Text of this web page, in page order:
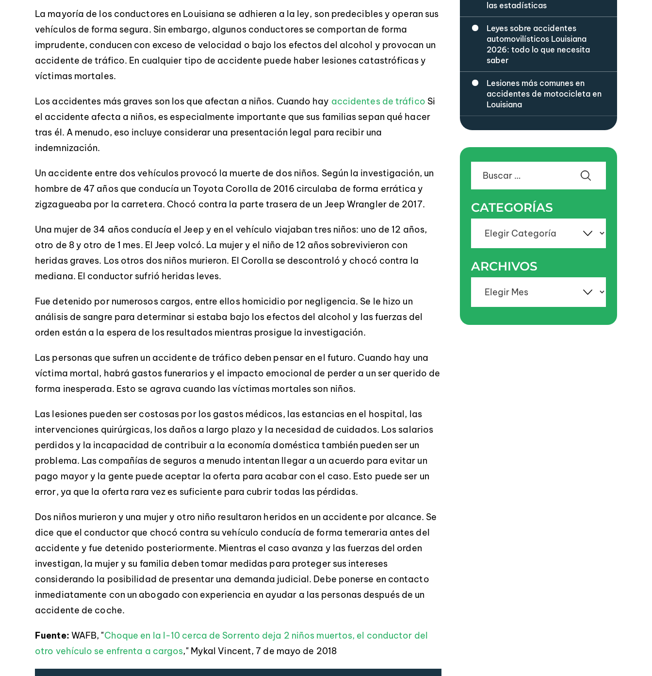
La mayoría de los conductores en Louisiana se adhieren a la ley, son predecibles y operan sus
vehículos de forma segura. Sin embargo, algunos conductores se comportan de forma
imprudente, conducen con exceso de velocidad o bajo los efectos del alcohol y provocan un
accidente de tráfico. En cualquier tipo de accidente puede haber lesiones catastróficas y
víctimas mortales.
Los accidentes más graves son los que afectan a niños. Cuando hay accidentes de tráfico Si
el accidente afecta a niños, es especialmente importante que sus familias sepan qué hacer
tras él. A menudo, eso incluye considerar una presentación legal para recibir una
indemnización.
Un accidente entre dos vehículos provocó la muerte de dos niños. Según la investigación, un
hombre de 47 años que conducía un Toyota Corolla de 2016 circulaba de forma errática y
zigzagueaba por la carretera. Chocó contra la parte trasera de un Jeep Wrangler de 2017.
Una mujer de 34 años conducía el Jeep y en el vehículo viajaban tres niños: uno de 12 años,
otro de 8 y otro de 1 mes. El Jeep volcó. La mujer y el niño de 12 años sobrevivieron con
heridas graves. Los otros dos niños murieron. El Corolla se descontroló y chocó contra la
mediana. El conductor sufrió heridas leves.
Fue detenido por numerosos cargos, entre ellos homicidio por negligencia. Se le hizo un
análisis de sangre para determinar si estaba bajo los efectos del alcohol y las fuerzas del
orden están a la espera de los resultados mientras prosigue la investigación.
Las personas que sufren un accidente de tráfico deben pensar en el futuro. Cuando hay una
víctima mortal, habrá gastos funerarios y el impacto emocional de perder a un ser querido de
forma inesperada. Esto se agrava cuando las víctimas mortales son niños.
Las lesiones pueden ser costosas por los gastos médicos, las estancias en el hospital, las
intervenciones quirúrgicas, los daños a largo plazo y la necesidad de cuidados. Los salarios
perdidos y la incapacidad de contribuir a la economía doméstica también pueden ser un
problema. Las compañías de seguros a menudo intentan llegar a un acuerdo para evitar un
pago mayor y la gente puede aceptar la oferta para acabar con el caso. Esto puede ser un
error, ya que la oferta rara vez es suficiente para cubrir todas las pérdidas.
Dos niños murieron y una mujer y otro niño resultaron heridos en un accidente por alcance. Se
dice que el conductor que chocó contra su vehículo conducía de forma temeraria antes del
accidente y fue detenido posteriormente. Mientras el caso avanza y las fuerzas del orden
investigan, la mujer y su familia deben tomar medidas para proteger sus intereses
considerando la posibilidad de presentar una demanda judicial. Debe ponerse en contacto
inmediatamente con un abogado con experiencia en ayudar a las personas después de un
accidente de coche.
Fuente: WAFB, "Choque en la I-10 cerca de Sorrento deja 2 niños muertos, el conductor del
otro vehículo se enfrenta a cargos," Mykal Vincent, 7 de mayo de 2018
las estadísticas
Leyes sobre accidentes
automovilísticos Louisiana
2026: todo lo que necesita
saber
Lesiones más comunes en
accidentes de motocicleta en
Louisiana
CATEGORÍAS
ARCHIVOS